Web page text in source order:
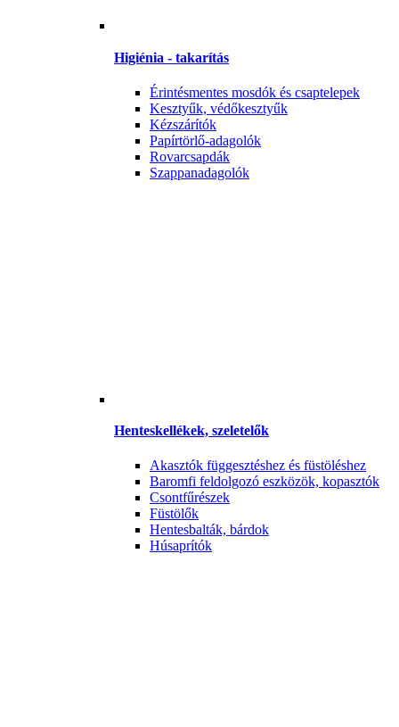
Higiénia - takarítás
Érintésmentes mosdók és csaptelepek
Kesztyűk, védőkesztyűk
Kézszárítók
Papírtörlő-adagolók
Rovarcsapdák
Szappanadagolók
Henteskellékek, szeletelők
Akasztók függesztéshez és füstöléshez
Baromfi feldolgozó eszközök, kopasztók
Csontfűrészek
Füstölők
Hentesbalták, bárdok
Húsaprítók